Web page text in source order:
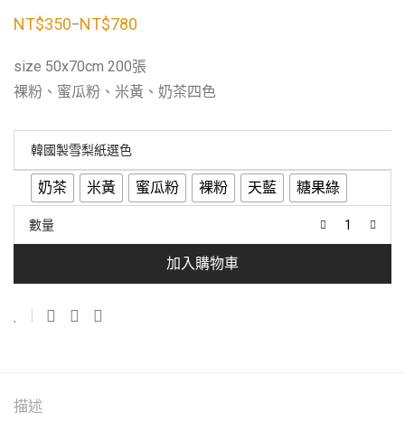
NT$350–NT$780
價
圍：
到
size 50x70cm 200張
裸粉、蜜瓜粉、米黃、奶茶四色
韓國製雪梨紙選色
奶茶 米黃 蜜瓜粉 裸粉 天藍 糖果綠
數量
加入購物車
描述